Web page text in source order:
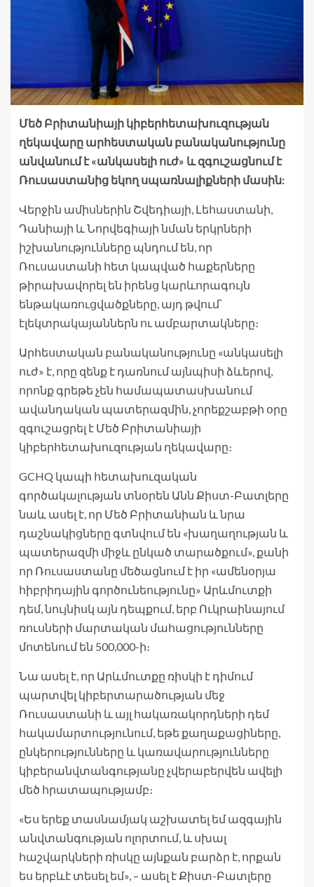
Մեծ Բրիտանիայի կիբերհետախուզության
ղեկավարը արհեստական ​​բանականությունը
անվանում է «անկասելի ուժ» և զգուշացնում է
Ռուսաստանից եկող սպառնալիքների մասին:
Վերջին ամիսներին Շվեդիայի, Լեհաստանի,
Դանիայի և Նորվեգիայի նման երկրների
իշխանությունները պնդում են, որ
Ռուսաստանի հետ կապված հաքերները
թիրախավորել են իրենց կարևորագույն
ենթակառուցվածքները, այդ թվում՝
էլեկտրակայաններն ու ամբարտակները։
Արհեստական ​​բանականությունը «անկասելի
ուժ» է, որը զենք է դառնում այնպիսի ձևերով,
որոնք գրեթե չեն համապատասխանում
ավանդական պատերազմին, չորեքշաբթի օրը
զգուշացրել է Մեծ Բրիտանիայի
կիբերհետախուզության ղեկավարը։
GCHQ կապի հետախուզական
գործակալության տնօրեն Անն Քիստ-Բատլերը
նաև ասել է, որ Մեծ Բրիտանիան և նրա
դաշնակիցները գտնվում են «խաղաղության և
պատերազմի միջև ընկած տարածքում», քանի
որ Ռուսաստանը մեծացնում է իր «ամենօրյա
հիբրիդային գործունեությունը» Արևմուտքի
դեմ, նույնիսկ այն դեպքում, երբ Ուկրաինայում
ռուսների մարտական ​​մահացությունները
մոտենում են 500,000-ի։
Նա ասել է, որ Արևմուտքը ռիսկի է դիմում
պարտվել կիբերտարածության մեջ
Ռուսաստանի և այլ հակառակորդների դեմ
հակամարտությունում, եթե քաղաքացիները,
ընկերությունները և կառավարությունները
կիբերանվտանգությանը չվերաբերվեն ավելի
մեծ հրատապությամբ։
«Ես երեք տասնամյակ աշխատել եմ ազգային
անվտանգության ոլորտում, և սխալ
հաշվարկների ռիսկը այնքան բարձր է, որքան
ես երբևէ տեսել եմ», – ասել է Քիստ-Բատլերը